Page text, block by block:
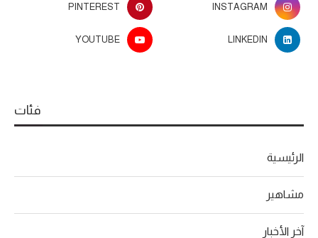
INSTAGRAM
PINTEREST
LINKEDIN
YOUTUBE
فئات
الرئيسية
مشاهير
آخر الأخبار